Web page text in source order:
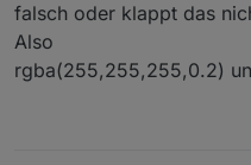
falsch oder klappt das
Also
rgba(255,255,255,0.2)